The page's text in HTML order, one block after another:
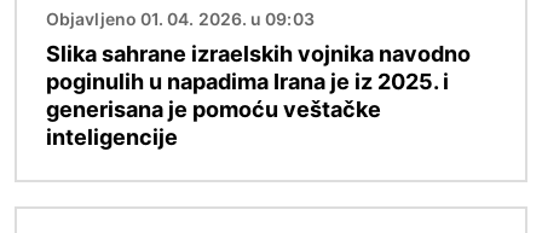
Objavljeno 01. 04. 2026. u 09:03
Slika sahrane izraelskih vojnika navodno
poginulih u napadima Irana je iz 2025. i
generisana je pomoću veštačke
inteligencije